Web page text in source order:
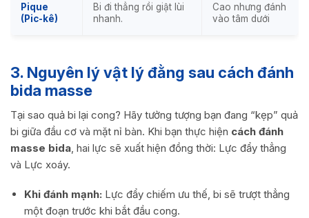
Pique
(Pic-kê)
Bi đi thẳng rồi giật lùi
nhanh.
Cao nhưng đánh
vào tâm dưới
3. Nguyên lý vật lý đằng sau cách đánh
bida masse
Tại sao quả bi lại cong? Hãy tưởng tượng bạn đang “kẹp” quả
bi giữa đầu cơ và mặt nỉ bàn. Khi bạn thực hiện cách đánh
masse bida , hai lực sẽ xuất hiện đồng thời: Lực đẩy thẳng
và Lực xoáy.
Khi đánh mạnh: Lực đẩy chiếm ưu thế, bi sẽ trượt thẳng
một đoạn trước khi bắt đầu cong.